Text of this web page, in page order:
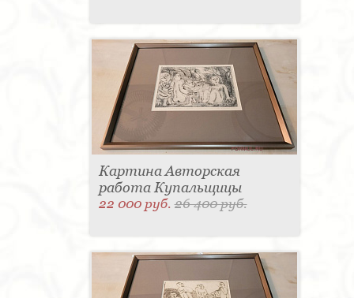
Картина Авторская
работа Купальщицы
22 000 руб.26 400 руб.